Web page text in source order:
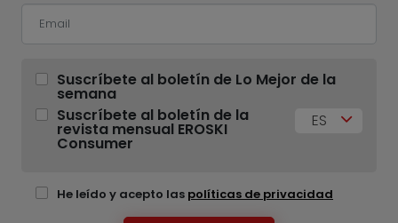
Suscríbete al boletín de Lo Mejor de la
semana
Suscríbete al boletín de la
revista mensual EROSKI
Consumer
ES
He leído y acepto las políticas de privacidad